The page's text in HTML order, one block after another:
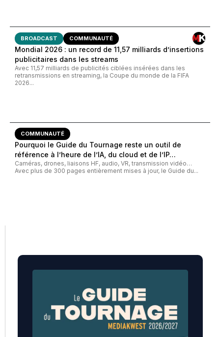
BROADCAST COMMUNAUTÉ
Mondial 2026 : un record de 11,57 milliards d’insertions
publicitaires dans les streams
Avec 11,57 milliards de publicités ciblées insérées dans les
retransmissions en streaming, la Coupe du monde de la FIFA
2026...
COMMUNAUTÉ
Pourquoi le Guide du Tournage reste un outil de
référence à l’heure de l’IA, du cloud et de l’IP…
Caméras, drones, liaisons HF, audio, VR, transmission vidéo…
Avec plus de 300 pages entièrement mises à jour, le Guide du...